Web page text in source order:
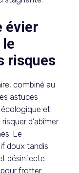
évier
risques
combiné au
astuces
et
d’abîmer
Le
doux tandis
désinfecte.
pour frotter